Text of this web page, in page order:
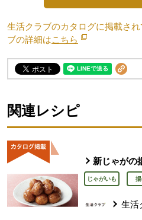
生活クラブのカタログに掲載さ
ブの詳細はこちら 別のウィンドウ
関連レシピ
新じゃがの
じゃがいも
生活